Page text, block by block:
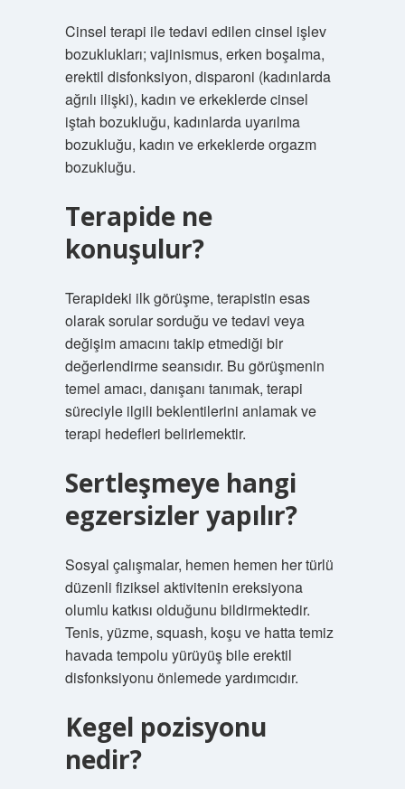
Cinsel terapi ile tedavi edilen cinsel işlev
bozuklukları; vajinismus, erken boşalma,
erektil disfonksiyon, disparoni (kadınlarda
ağrılı ilişki), kadın ve erkeklerde cinsel
iştah bozukluğu, kadınlarda uyarılma
bozukluğu, kadın ve erkeklerde orgazm
bozukluğu.
Terapide ne
konuşulur?
Terapideki ilk görüşme, terapistin esas
olarak sorular sorduğu ve tedavi veya
değişim amacını takip etmediği bir
değerlendirme seansıdır. Bu görüşmenin
temel amacı, danışanı tanımak, terapi
süreciyle ilgili beklentilerini anlamak ve
terapi hedefleri belirlemektir.
Sertleşmeye hangi
egzersizler yapılır?
Sosyal çalışmalar, hemen hemen her türlü
düzenli fiziksel aktivitenin ereksiyona
olumlu katkısı olduğunu bildirmektedir.
Tenis, yüzme, squash, koşu ve hatta temiz
havada tempolu yürüyüş bile erektil
disfonksiyonu önlemede yardımcıdır.
Kegel pozisyonu
nedir?